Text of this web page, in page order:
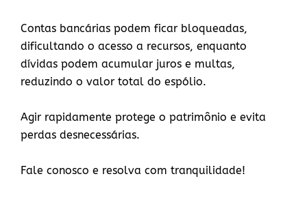
Contas bancárias podem ficar bloqueadas,
dificultando o acesso a recursos, enquanto
dívidas podem acumular juros e multas,
reduzindo o valor total do espólio.
Agir rapidamente protege o patrimônio e evita
perdas desnecessárias.
Fale conosco e resolva com tranquilidade!